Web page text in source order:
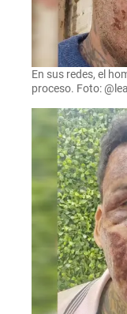
En sus redes, el
proceso. Foto: